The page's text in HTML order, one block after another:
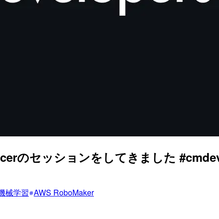
のセッションをしてきました
械学習 AWS RoboMaker